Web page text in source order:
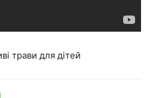
трави для дітей